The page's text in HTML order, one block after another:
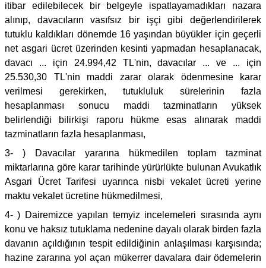
itibar edilebilecek bir belgeyle ispatlayamadıkları nazara
alınıp, davacıların vasıfsız bir işçi gibi değerlendirilerek
tutuklu kaldıkları dönemde 16 yaşından büyükler için geçerli
net asgari ücret üzerinden kesinti yapmadan hesaplanacak,
davacı ... için 24.994,42 TL'nin, davacılar ... ve ... için
25.530,30 TL'nin maddi zarar olarak ödenmesine karar
verilmesi gerekirken, tutukluluk sürelerinin fazla
hesaplanması sonucu maddi tazminatların yüksek
belirlendiği bilirkişi raporu hükme esas alınarak maddi
tazminatların fazla hesaplanması,
3- ) Davacılar yararına hükmedilen toplam tazminat
miktarlarına göre karar tarihinde yürürlükte bulunan Avukatlık
Asgari Ücret Tarifesi uyarınca nisbi vekalet ücreti yerine
maktu vekalet ücretine hükmedilmesi,
4- ) Dairemizce yapılan temyiz incelemeleri sırasında aynı
konu ve haksız tutuklama nedenine dayalı olarak birden fazla
davanın açıldığının tespit edildiğinin anlaşılması karşısında;
hazine zararına yol açan mükerrer davalara dair ödemelerin